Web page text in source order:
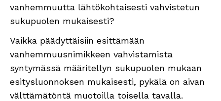
vanhemmuutta lähtökohtaisesti vahvistetun
sukupuolen mukaisesti?
Vaikka päädyttäisiin esittämään
vanhemmuusnimikkeen vahvistamista
syntymässä määritellyn sukupuolen mukaan
esitysluonnoksen mukaisesti, pykälä on aivan
välttämätöntä muotoilla toisella tavalla.